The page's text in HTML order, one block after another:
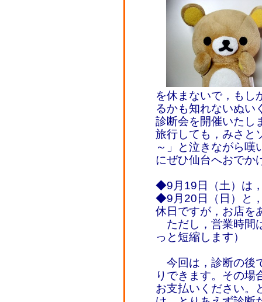
を休まないで，もし
るかも知れないぬい
診断会を開催いたし
旅行しても，みさと
～」と泣きながら嘆
にぜひ仙台へおでか
◆9月19日（土）は
◆9月20日（日）と
休日ですが，お店
ただし，営業時間
っと短縮します）
今回は，診断の後
りできます。その場
お支払いください。